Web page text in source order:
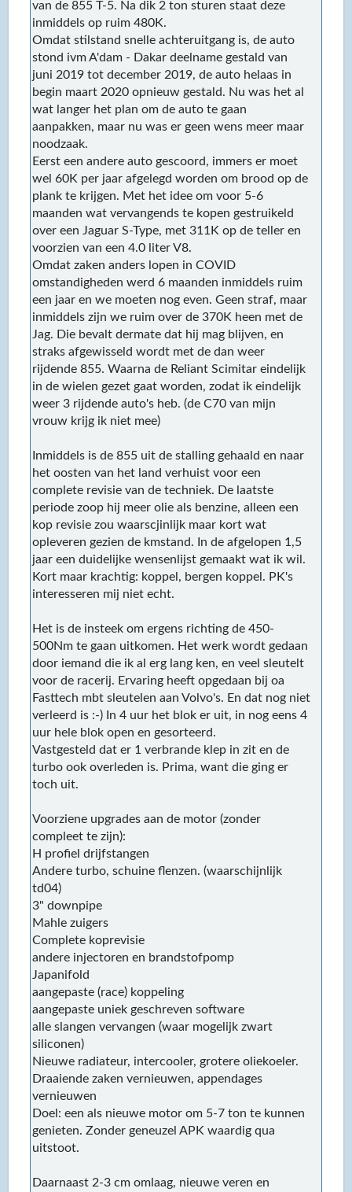
van de 855 T-5. Na dik 2 ton sturen staat deze
inmiddels op ruim 480K.
Omdat stilstand snelle achteruitgang is, de auto
stond ivm A'dam - Dakar deelname gestald van
juni 2019 tot december 2019, de auto helaas in
begin maart 2020 opnieuw gestald. Nu was het al
wat langer het plan om de auto te gaan
aanpakken, maar nu was er geen wens meer maar
noodzaak.
Eerst een andere auto gescoord, immers er moet
wel 60K per jaar afgelegd worden om brood op de
plank te krijgen. Met het idee om voor 5-6
maanden wat vervangends te kopen gestruikeld
over een Jaguar S-Type, met 311K op de teller en
voorzien van een 4.0 liter V8.
Omdat zaken anders lopen in COVID
omstandigheden werd 6 maanden inmiddels ruim
een jaar en we moeten nog even. Geen straf, maar
inmiddels zijn we ruim over de 370K heen met de
Jag. Die bevalt dermate dat hij mag blijven, en
straks afgewisseld wordt met de dan weer
rijdende 855. Waarna de Reliant Scimitar eindelijk
in de wielen gezet gaat worden, zodat ik eindelijk
weer 3 rijdende auto's heb. (de C70 van mijn
vrouw krijg ik niet mee)
Inmiddels is de 855 uit de stalling gehaald en naar
het oosten van het land verhuist voor een
complete revisie van de techniek. De laatste
periode zoop hij meer olie als benzine, alleen een
kop revisie zou waarscjinlijk maar kort wat
opleveren gezien de kmstand. In de afgelopen 1,5
jaar een duidelijke wensenlijst gemaakt wat ik wil.
Kort maar krachtig: koppel, bergen koppel. PK's
interesseren mij niet echt.
Het is de insteek om ergens richting de 450-
500Nm te gaan uitkomen. Het werk wordt gedaan
door iemand die ik al erg lang ken, en veel sleutelt
voor de racerij. Ervaring heeft opgedaan bij oa
Fasttech mbt sleutelen aan Volvo's. En dat nog niet
verleerd is :-) In 4 uur het blok er uit, in nog eens 4
uur hele blok open en gesorteerd.
Vastgesteld dat er 1 verbrande klep in zit en de
turbo ook overleden is. Prima, want die ging er
toch uit.
Voorziene upgrades aan de motor (zonder
compleet te zijn):
H profiel drijfstangen
Andere turbo, schuine flenzen. (waarschijnlijk
td04)
3" downpipe
Mahle zuigers
Complete koprevisie
andere injectoren en brandstofpomp
Japanifold
aangepaste (race) koppeling
aangepaste uniek geschreven software
alle slangen vervangen (waar mogelijk zwart
siliconen)
Nieuwe radiateur, intercooler, grotere oliekoeler.
Draaiende zaken vernieuwen, appendages
vernieuwen
Doel: een als nieuwe motor om 5-7 ton te kunnen
genieten. Zonder geneuzel APK waardig qua
uitstoot.
Daarnaast 2-3 cm omlaag, nieuwe veren en